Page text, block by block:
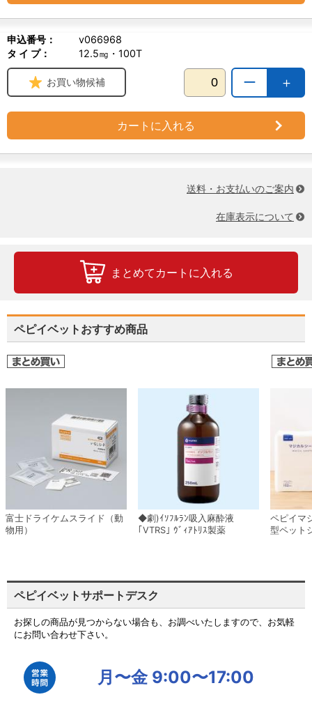
申込番号：
v066968
タ イ プ：
12.5㎎・100T
＋
ー
お買い物候補
カートに入れる
送料・お支払いのご案内
在庫表示について
まとめてカートに入れる
ペピイベットおすすめ商品
富士ドライケムスライド（動
物用）
◆劇)ｲｿﾌﾙﾗﾝ吸入麻酔液
｢VTRS｣ ｳﾞｨｱﾄﾘｽ製薬
ペピイマ
型ペット
ペピイベットサポートデスク
お探しの商品が見つからない場合も、お調べいたしますので、お気軽
にお問い合わせ下さい。
月〜金 9:00〜17:00